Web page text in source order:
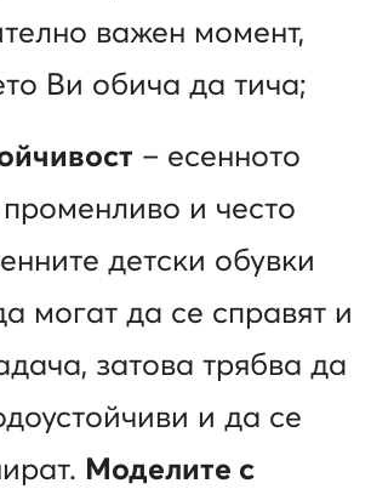
важен момент,
Ви обича да тича;
– есенното
и често
детски обувки
могат да се справят и
затова трябва да
и да се
Моделите с